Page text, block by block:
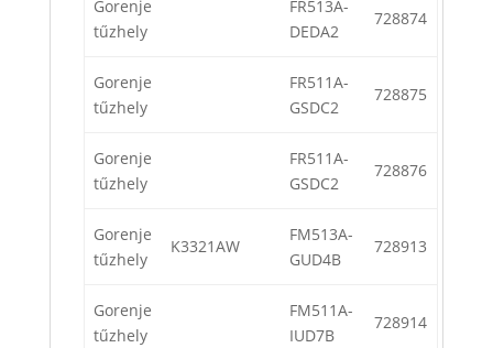
Gorenje
tűzhely
FR513A-
DEDA2
728874
Gorenje
tűzhely
FR511A-
GSDC2
728875
Gorenje
tűzhely
FR511A-
GSDC2
728876
Gorenje
tűzhely
K3321AW
FM513A-
GUD4B
728913
Gorenje
tűzhely
FM511A-
IUD7B
728914